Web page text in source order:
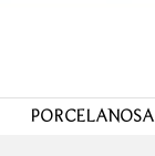
PORCELANOSA